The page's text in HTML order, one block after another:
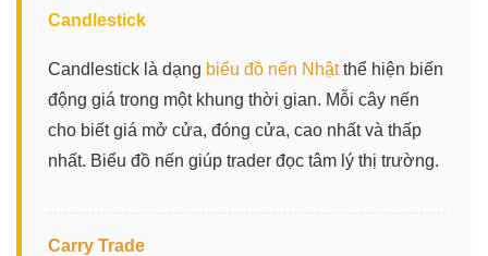
Candlestick
Candlestick là dạng biểu đồ nến Nhậtthể hiện biến
động giá trong một khung thời gian. Mỗi cây nến
cho biết giá mở cửa, đóng cửa, cao nhất và thấp
nhất. Biểu đồ nến giúp trader đọc tâm lý thị trường.
Carry Trade